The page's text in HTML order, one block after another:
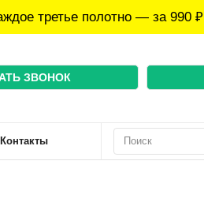
третье полотно — за 990 ₽
ЗВОНОК
Контакты